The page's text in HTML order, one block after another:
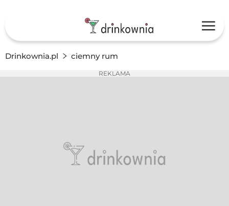
Drinkownia.pl ciemny rum
REKLAMA